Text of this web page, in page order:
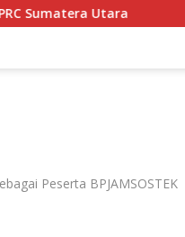
Napoli Masuk
Peserta BPJAMSOSTEK